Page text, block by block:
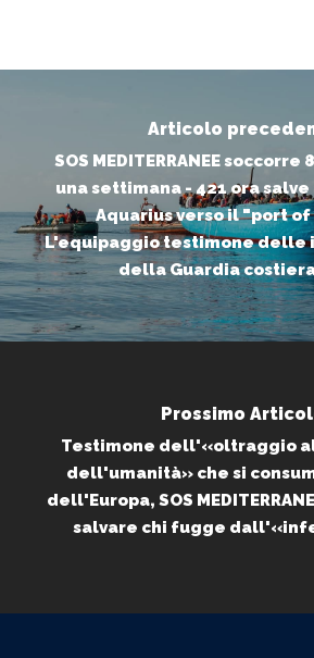
Articolo
SOS MEDITERRANEE
una settimana - 421 ora
Aquarius verso il "port
L'equipaggio testimone
della Guardia
Prossimo
Testimone dell'«oltraggio
dell'umanità» che si
dell'Europa, SOS
salvare chi fugge